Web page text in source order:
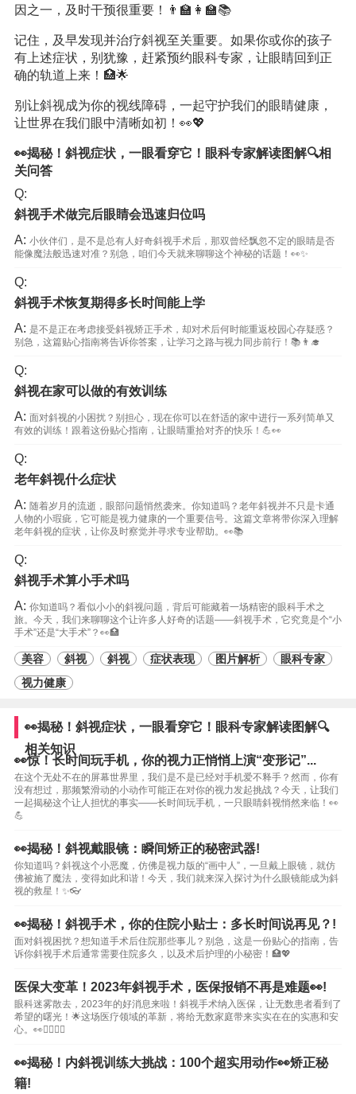
因之一，及时干预很重要！👨‍🏫👩‍🏫📚
记住，及早发现并治疗斜视至关重要。如果你或你的孩子
有上述症状，别犹豫，赶紧预约眼科专家，让眼睛回到正
确的轨道上来！🏥🌟
别让斜视成为你的视线障碍，一起守护我们的眼睛健康，
让世界在我们眼中清晰如初！👀💖
👀揭秘！斜视症状，一眼看穿它！眼科专家解读图解🔍相
关问答
Q:
斜视手术做完后眼睛会迅速归位吗
A: 小伙伴们，是不是总有人好奇斜视手术后，那双曾经飘忽不定的眼睛是否
能像魔法般迅速对准？别急，咱们今天就来聊聊这个神秘的话题！👀✨
Q:
斜视手术恢复期得多长时间能上学
A: 是不是正在考虑接受斜视矫正手术，却对术后何时能重返校园心存疑惑？
别急，这篇贴心指南将告诉你答案，让学习之路与视力同步前行！📚👨‍🎓
Q:
斜视在家可以做的有效训练
A: 面对斜视的小困扰？别担心，现在你可以在舒适的家中进行一系列简单又
有效的训练！跟着这份贴心指南，让眼睛重拾对齐的快乐！💪👀
Q:
老年斜视什么症状
A: 随着岁月的流逝，眼部问题悄然袭来。你知道吗？老年斜视并不只是卡通
人物的小瑕疵，它可能是视力健康的一个重要信号。这篇文章将带你深入理解
老年斜视的症状，让你及时察觉并寻求专业帮助。👀📚
Q:
斜视手术算小手术吗
A: 你知道吗？看似小小的斜视问题，背后可能藏着一场精密的眼科手术之
旅。今天，我们来聊聊这个让许多人好奇的话题——斜视手术，它究竟是个“小
手术”还是“大手术”？👀🏥
美容 斜视 斜视 症状表现 图片解析
眼科专家
视力健康
👀揭秘！斜视症状，一眼看穿它！眼科专家解读图解🔍
相关知识
👀惊！长时间玩手机，你的视力正悄悄上演“变形记”...
在这个无处不在的屏幕世界里，我们是不是已经对手机爱不释手？然而，你有
没有想过，那频繁滑动的小动作可能正在对你的视力发起挑战？今天，让我们
一起揭秘这个让人担忧的事实——长时间玩手机，一只眼睛斜视悄然来临！👀
💪
👀揭秘！斜视戴眼镜：瞬间矫正的秘密武器!
你知道吗？斜视这个小恶魔，仿佛是视力版的“画中人”，一旦戴上眼镜，就仿
佛被施了魔法，变得如此和谐！今天，我们就来深入探讨为什么眼镜能成为斜
视的救星！✨👓
👀揭秘！斜视手术，你的住院小贴士：多长时间说再见？!
面对斜视困扰？想知道手术后住院那些事儿？别急，这是一份贴心的指南，告
诉你斜视手术后通常需要住院多久，以及术后护理的小秘密！🏥💖
医保大变革！2023年斜视手术，医保报销不再是难题👀!
眼科迷雾散去，2023年的好消息来啦！斜视手术纳入医保，让无数患者看到了
希望的曙光！🌟这场医疗领域的革新，将给无数家庭带来实实在在的实惠和安
心。👀👨‍⚕️👩‍⚕️
👀揭秘！内斜视训练大挑战：100个超实用动作👀矫正秘
籍!